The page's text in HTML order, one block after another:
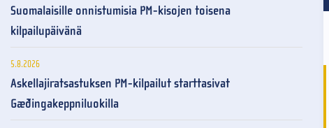
Suomalaisille onnistumisia PM-kisojen toisena
kilpailupäivänä
5.8.2026
Askellajiratsastuksen PM-kilpailut starttasivat
Gæðingakeppniluokilla